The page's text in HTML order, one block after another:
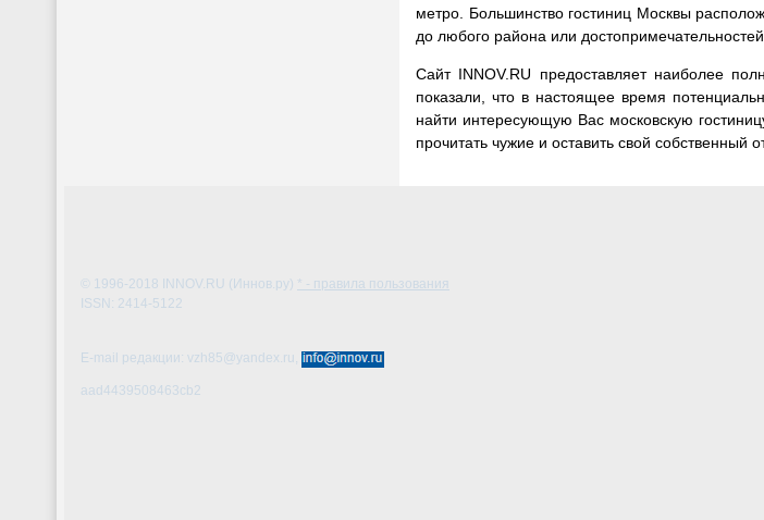
метро. Большинство гостиниц Москвы
до любого района или
Сайт INNOV.RU предоставляет наиболее
показали, что в настоящее время
найти интересующую Вас московскую
прочитать чужие и оставить свой собственный
© 1996-2018 INNOV.RU (Иннов.ру) * - правила пользования
ISSN: 2414-5122
E-mail редакции: vzh85@yandex.ru,
aad4439508463cb2